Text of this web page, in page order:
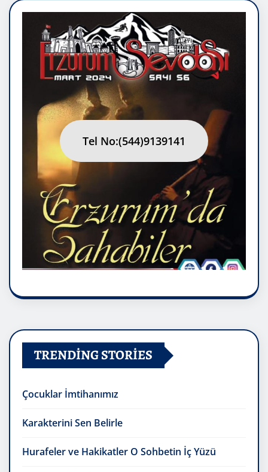
Tel No:(544)9139141
TRENDING STORIES
Çocuklar İmtihanımız
Karakterini Sen Belirle
Hurafeler ve Hakikatler O Sohbetin İç Yüzü